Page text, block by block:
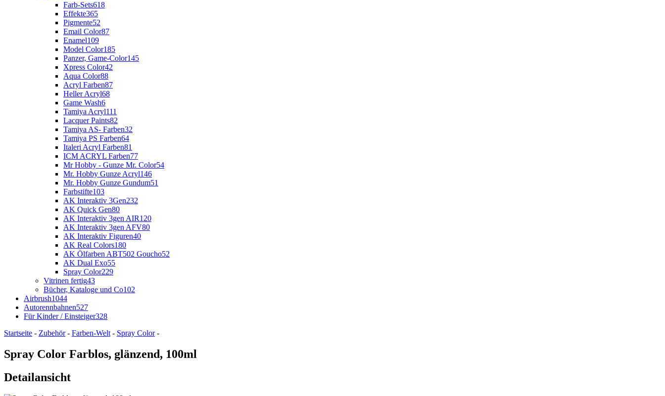
Farb-Sets618
Effekte365
Pigmente52
Email Color87
Enamel109
Model Color185
Panzer, Game-Color145
Xpress Color42
Aqua Color88
Acryl Farben87
Heller Acryl68
Game Wash6
Tamiya Acryl111
Lacquer Paints82
Tamiya AS- Farben32
Tamiya PS Farben64
Italeri Acryl Farben81
ICM ACRYL Farben77
Mr Hobby - Gunze Mr. Color54
Mr. Hobby Gunze Acryl146
Mr. Hobby Gunze Gundum51
Farbstifte103
AK Interaktiv 3Gen232
AK Quick Gen80
AK Interaktiv 3gen AIR120
AK Interaktiv 3gen AFV80
AK Interaktiv Figuren40
AK Real Colors180
AK Ölfarben ABT502 Goucho52
AK Dual Exo55
Spray Color229
Vitrinen fertig43
Bücher, Kataloge und Co102
Airbrush1044
Autorennbahnen527
Für Kinder / Einsteiger328
Startseite - Zubehör- Farben-Welt - Spray Color-
Spray Color Farblos, glänzend, 100ml
Detailansicht